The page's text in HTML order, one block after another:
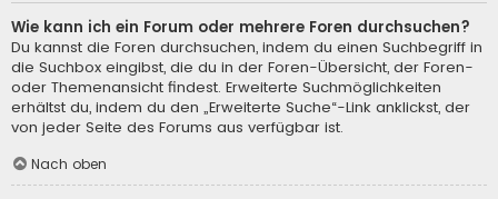
Wie kann ich ein Forum oder mehrere Foren durchsuchen?
Du kannst die Foren durchsuchen, indem du einen Suchbegriff in
die Suchbox eingibst, die du in der Foren-Übersicht, der Foren-
oder Themenansicht findest. Erweiterte Suchmöglichkeiten
erhältst du, indem du den „Erweiterte Suche“-Link anklickst, der
von jeder Seite des Forums aus verfügbar ist.
Nach oben